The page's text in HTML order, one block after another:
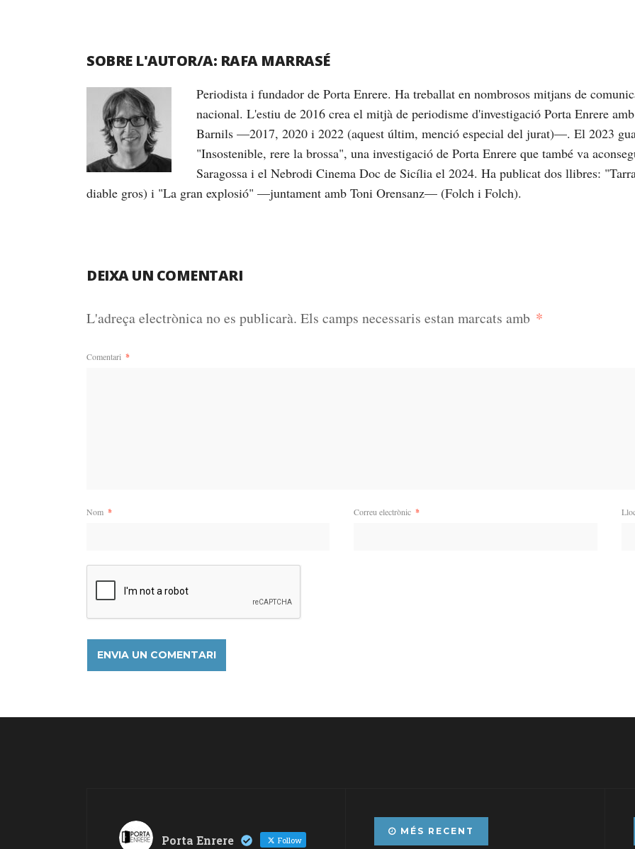
SOBRE L'AUTOR/A: RAFA MARRASÉ
Periodista i fundador de Porta Enrere. Ha treballat en nombrosos mitjans de
nacional. L'estiu de 2016 crea el mitjà de periodisme d'investigació Porta Enrere
Barnils —2017, 2020 i 2022 (aquest últim, menció especial del jurat)—. El 2023
"Insostenible, rere la brossa", una investigació de Porta Enrere que també va
Saragossa i el Nebrodi Cinema Doc de Sicília el 2024. Ha publicat dos llibres:
diable gros) i "La gran explosió" —juntament amb Toni Orensanz— (Folch i Folch).
DEIXA UN COMENTARI
L'adreça electrònica no es publicarà. Els camps necessaris estan marcats amb *
Comentari *
Nom * Correu electrònic *
Porta Enrere Follow
MÉS RECENT